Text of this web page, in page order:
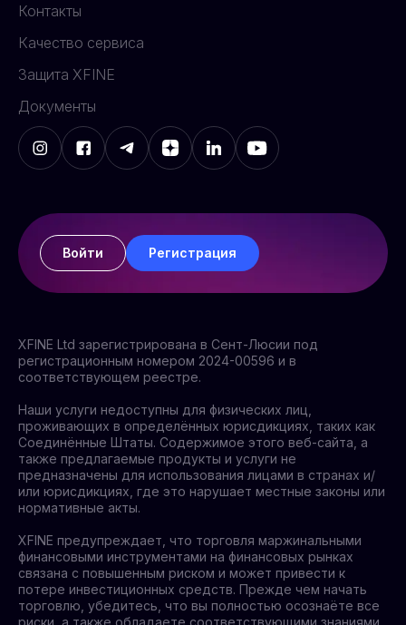
Контакты
Качество сервиса
Защита XFINE
Документы
Войти Регистрация
XFINE Ltd зарегистрирована в Сент-Люсии под
регистрационным номером 2024-00596 и в
соответствующем реестре.
Наши услуги недоступны для физических лиц,
проживающих в определённых юрисдикциях, таких как
Соединённые Штаты. Содержимое этого веб-сайта, а
также предлагаемые продукты и услуги не
предназначены для использования лицами в странах и/
или юрисдикциях, где это нарушает местные законы или
нормативные акты.
XFINE предупреждает, что торговля маржинальными
финансовыми инструментами на финансовых рынках
связана с повышенным риском и может привести к
потере инвестиционных средств. Прежде чем начать
торговлю, убедитесь, что вы полностью осознаёте все
риски, а также обладаете соответствующими знаниями